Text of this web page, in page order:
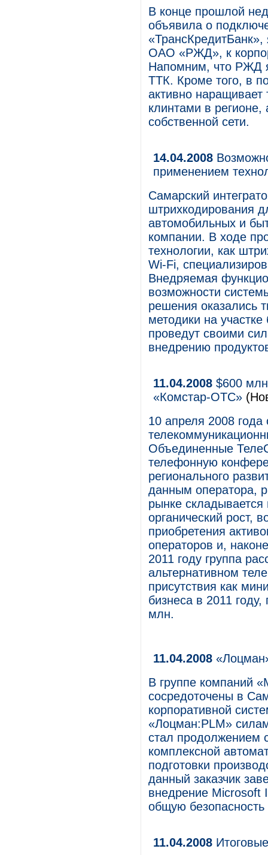
В конце прошлой
объявила о
ОАО «РЖД», к
Напомним, что РЖД
ТТК. Кроме того, в
активно наращивает
клинтами в
собственной сети.
14.04.2008
применением
Самарский
штрихкодирования
автомобильных и
компании. В ходе
технологии, как
Wi-Fi,
Внедряемая
возможности
решения оказались
методики на
проведут своими
внедрению
11.04.2008 $600
«Комстар-ОТС»
10 апреля 2008 года
Объединенные
телефонную
регионального
данным оператора,
рынке
органический рост,
приобретения
операторов и,
2011 году группа
альтернативном
присутствия как
бизнеса в 2011
млн.
11.04.2008
В группе компаний
сосредоточены в
корпоративной
«Лоцман:PLM»
стал продолжением
комплексной
подготовки
данный заказчик
внедрение Microsoft
общую
11.04.2008